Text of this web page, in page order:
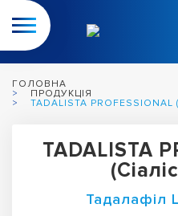
ГОЛОВНА
ПРОДУКЦІЯ
TADALISTA
TADALISTA
Тадалафіл